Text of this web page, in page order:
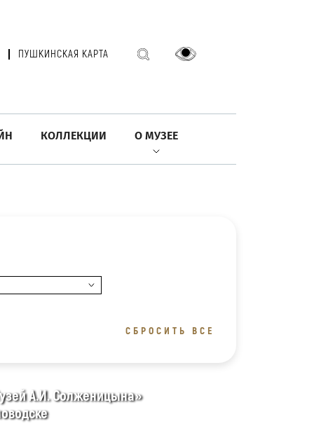
ПУШКИНСКАЯ КАРТА
КОЛЛЕКЦИИ О МУЗЕЕ
СБРОСИТЬ ВСЕ
А.И. Солженицына»